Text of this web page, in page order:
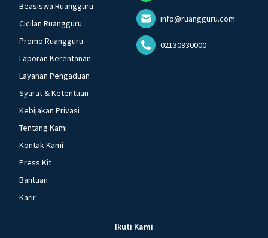
Beasiswa Ruangguru
Cicilan Ruangguru
Promo Ruangguru
Laporan Kerentanan
Layanan Pengaduan
Syarat & Ketentuan
Kebijakan Privasi
Tentang Kami
Kontak Kami
Press Kit
Bantuan
Karir
info@ruangguru.com
02130930000
Ikuti Kami